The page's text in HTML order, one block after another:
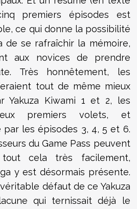
premiers épisodes est
ce qui donne la possibilité
de se rafraîchir la mémoire,
aux novices de prendre
Très honnêtement, les
tout de même mieux
Yakuza Kiwami 1 et 2, les
premiers volets, et
par les épisodes 3, 4, 5 et 6.
du Game Pass peuvent
tout cela très facilement,
y est désormais présente.
défaut de ce Yakuza
qui ternissait déjà le